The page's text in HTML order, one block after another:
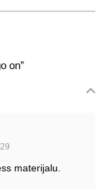
on”
materijalu.